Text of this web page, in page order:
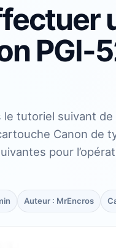
PGI-
tutoriel suivant
Canon de
pour
Auteur : MrEncros